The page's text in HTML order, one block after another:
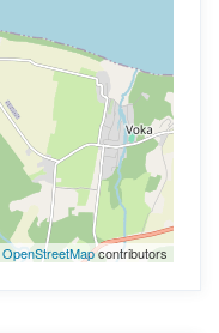
OpenStreetMapcontributors